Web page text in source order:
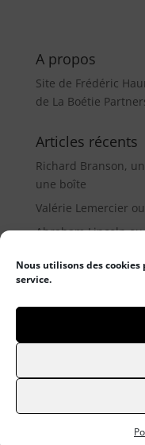
Nous utilisons des
service.
A propos
Site de Frédéric
de La Boétie
Articles récents
Richard Branson,
une boîte
Valérie Lemercier
Abraham Lincoln
© 2021 Frederic
Site réalisé